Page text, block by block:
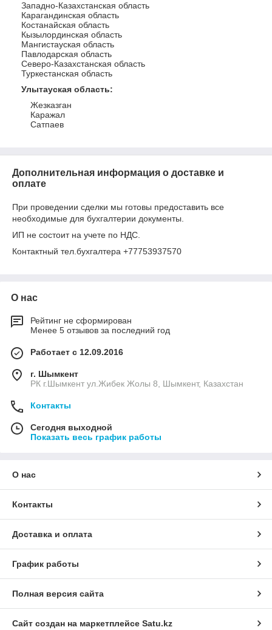
Западно-Казахстанская область
Карагандинская область
Костанайская область
Кызылординская область
Мангистауская область
Павлодарская область
Северо-Казахстанская область
Туркестанская область
Улытауская область:
Жезказган
Каражал
Сатпаев
Дополнительная информация о доставке и
оплате
При проведении сделки мы готовы предоставить все
необходимые для бухгалтерии документы.
ИП не состоит на учете по НДС.
Контактный тел.бухгалтера +77753937570
О нас
Рейтинг не сформирован
Менее 5 отзывов за последний год
Работает с 12.09.2016
г. Шымкент
РК г.Шымкент ул.Жибек Жолы 8, Шымкент, Казахстан
Контакты
Сегодня выходной
Показать весь график работы
О нас
Контакты
Доставка и оплата
График работы
Полная версия сайта
Сайт создан на маркетплейсе Satu.kz